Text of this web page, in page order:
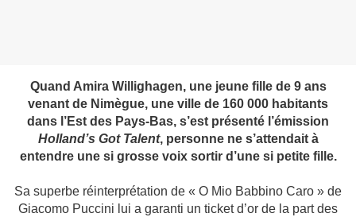
Quand Amira Willighagen, une jeune fille de 9 ans
venant de Nimègue, une ville de 160 000 habitants
dans l’Est des Pays-Bas, s’est présenté l’émission
Holland’s Got Talent, personne ne s’attendait à
entendre une si grosse voix sortir d’une si petite fille.
Sa superbe réinterprétation de « O Mio Babbino Caro » de
Giacomo Puccini lui a garanti un ticket d’or de la part des